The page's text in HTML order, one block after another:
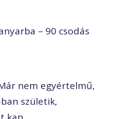
– 90 csodás
nem egyértelmű,
születik,